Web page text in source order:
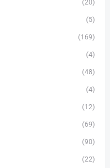
(20)
(5)
(169)
(4)
(48)
(4)
(12)
(69)
(90)
(22)